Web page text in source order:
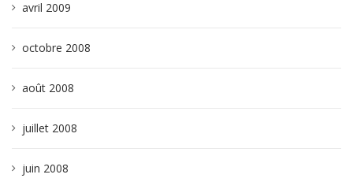
avril 2009
octobre 2008
août 2008
juillet 2008
juin 2008